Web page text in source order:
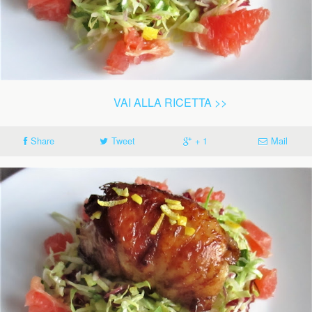
VAI ALLA RICETTA >>
Share Tweet + 1 Mail